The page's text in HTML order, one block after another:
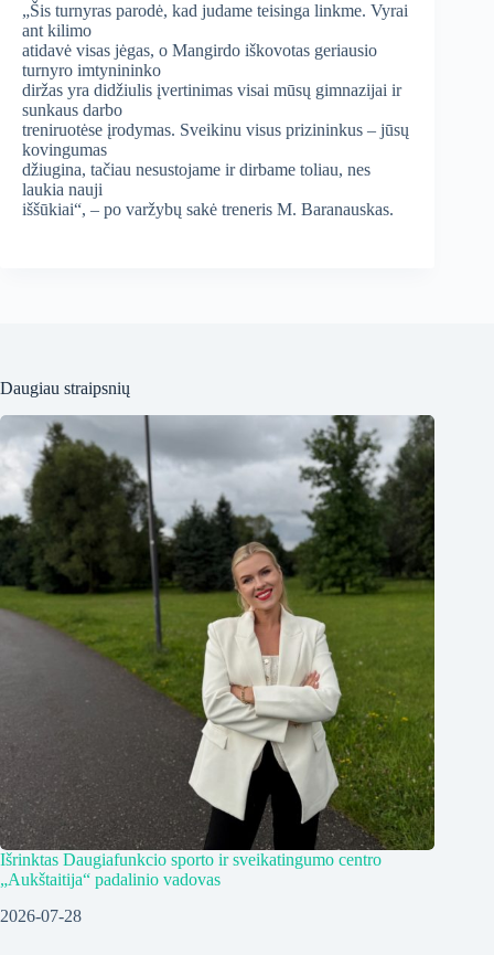
„Šis turnyras parodė, kad judame teisinga linkme. Vyrai
ant kilimo
atidavė visas jėgas, o Mangirdo iškovotas geriausio
turnyro imtynininko
diržas yra didžiulis įvertinimas visai mūsų gimnazijai ir
sunkaus darbo
treniruotėse įrodymas. Sveikinu visus prizininkus – jūsų
kovingumas
džiugina, tačiau nesustojame ir dirbame toliau, nes
laukia nauji
iššūkiai“, – po varžybų sakė treneris M. Baranauskas.
Daugiau straipsnių
Išrinktas Daugiafunkcio sporto ir sveikatingumo centro
„Aukštaitija“ padalinio vadovas
2026-07-28